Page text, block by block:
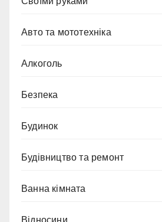
Авто та мототехніка
Алкоголь
Безпека
Будинок
Будівництво та ремонт
Ванна кімната
Відносини